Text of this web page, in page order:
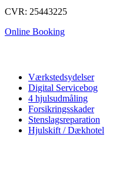
CVR: 25443225
Online Booking
Værkstedsydelser
Digital Servicebog
4 hjulsudmåling
Forsikringsskader
Stenslagsreparation
Hjulskift / Dækhotel